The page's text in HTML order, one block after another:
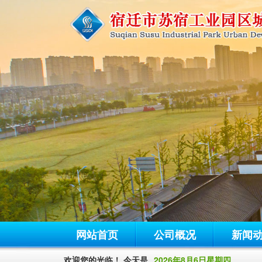
网站首页 公司概况 新闻